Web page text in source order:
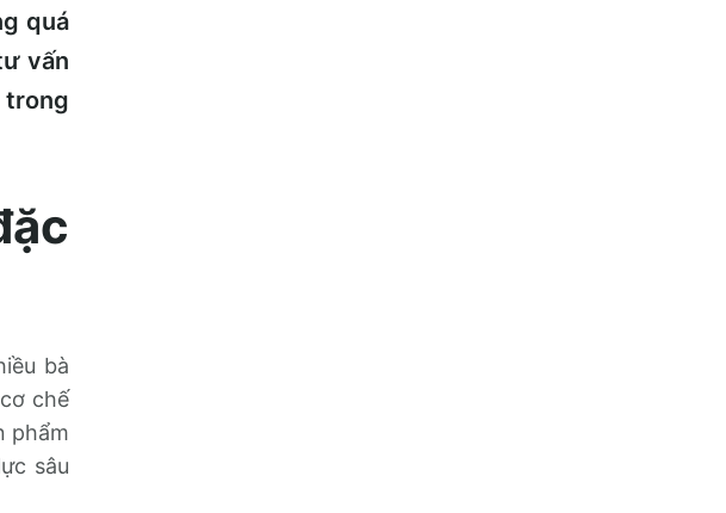
quá
vấn
trong
bà
chế
phẩm
sâu